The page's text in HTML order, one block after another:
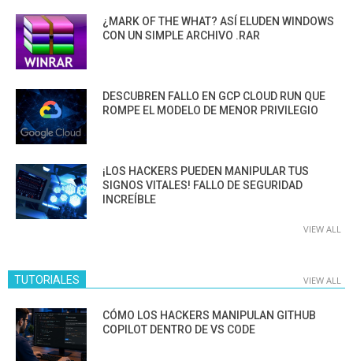
¿MARK OF THE WHAT? ASÍ ELUDEN WINDOWS
CON UN SIMPLE ARCHIVO .RAR
DESCUBREN FALLO EN GCP CLOUD RUN QUE
ROMPE EL MODELO DE MENOR PRIVILEGIO
¡LOS HACKERS PUEDEN MANIPULAR TUS
SIGNOS VITALES! FALLO DE SEGURIDAD
INCREÍBLE
VIEW ALL
TUTORIALES VIEW ALL
CÓMO LOS HACKERS MANIPULAN GITHUB
COPILOT DENTRO DE VS CODE